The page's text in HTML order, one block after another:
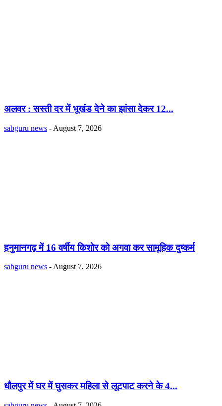
अलवर : सस्ती दर में भूखंंड देने का झांसा देकर 12...
sabguru news - August 7, 2026
हनुमानगढ़ में 16 वर्षीय किशोर को अगवा कर सामूहिक दुष्कर्म
sabguru news - August 7, 2026
धौलपुर में घर में घुसकर महिला से लूटपाट करने के 4...